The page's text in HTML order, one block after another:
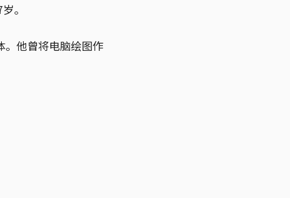
。
。他曾将电脑绘图作